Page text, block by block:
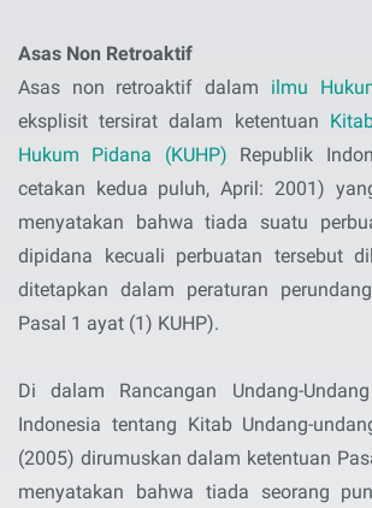
Asas Non Retroaktif
Asas non retroaktif dalam ilmu
eksplisit tersirat dalam ketentuan
Hukum Pidana (KUHP) Republik
cetakan kedua puluh, April: 2001)
menyatakan bahwa tiada suatu
dipidana kecuali perbuatan tersebut
ditetapkan dalam peraturan
Pasal 1 ayat (1) KUHP).
Di dalam Rancangan Undang-
Indonesia tentang Kitab Undang-
(2005) dirumuskan dalam ketentuan
menyatakan bahwa tiada seorang